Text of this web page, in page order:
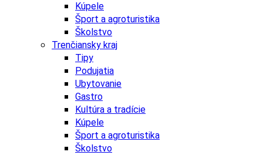
Kúpele
Šport a agroturistika
Školstvo
Trenčiansky kraj
Tipy
Podujatia
Ubytovanie
Gastro
Kultúra a tradície
Kúpele
Šport a agroturistika
Školstvo